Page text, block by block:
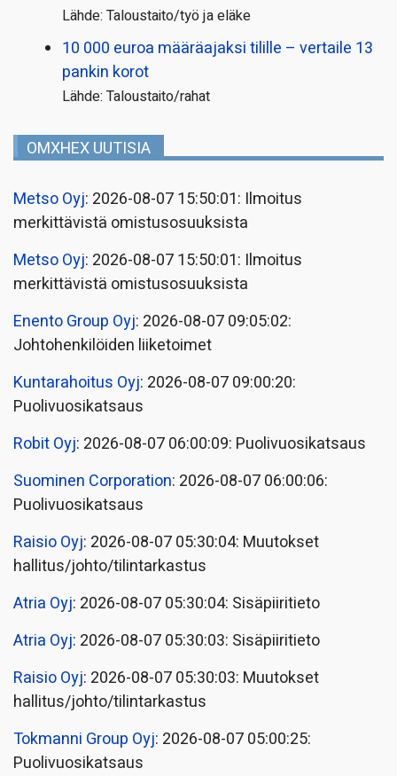
Lähde: Taloustaito/työ ja eläke
10 000 euroa määräajaksi tilille – vertaile 13
pankin korot
Lähde: Taloustaito/rahat
OMXHEX UUTISIA
Metso Oyj: 2026-08-07 15:50:01: Ilmoitus
merkittävistä omistusosuuksista
Metso Oyj: 2026-08-07 15:50:01: Ilmoitus
merkittävistä omistusosuuksista
Enento Group Oyj: 2026-08-07 09:05:02:
Johtohenkilöiden liiketoimet
Kuntarahoitus Oyj: 2026-08-07 09:00:20:
Puolivuosikatsaus
Robit Oyj: 2026-08-07 06:00:09: Puolivuosikatsaus
Suominen Corporation: 2026-08-07 06:00:06:
Puolivuosikatsaus
Raisio Oyj: 2026-08-07 05:30:04: Muutokset
hallitus/johto/tilintarkastus
Atria Oyj: 2026-08-07 05:30:04: Sisäpiiritieto
Atria Oyj: 2026-08-07 05:30:03: Sisäpiiritieto
Raisio Oyj: 2026-08-07 05:30:03: Muutokset
hallitus/johto/tilintarkastus
Tokmanni Group Oyj: 2026-08-07 05:00:25:
Puolivuosikatsaus